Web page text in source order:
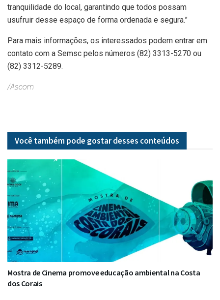
tranquilidade do local, garantindo que todos possam
usufruir desse espaço de forma ordenada e segura.”
Para mais informações, os interessados podem entrar em
contato com a Semsc pelos números (82) 3313-5270 ou
(82) 3312-5289.
/Ascom
Você também pode gostar desses conteúdos
Mostra de Cinema promove educação ambiental na Costa
dos Corais